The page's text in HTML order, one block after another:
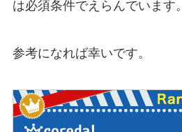
は必須条件でえらんでいます。
参考になれば幸いです。